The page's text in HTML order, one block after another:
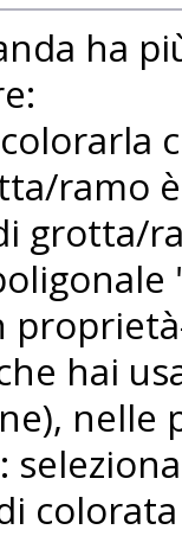
ha
ramo
grotta/
hai